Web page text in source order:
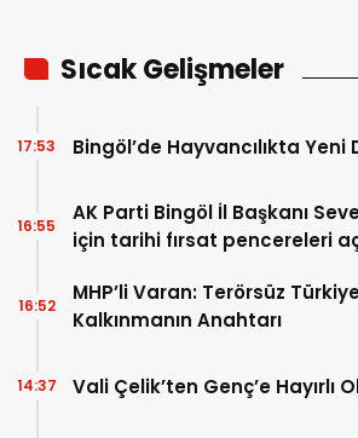
Sıcak Gelişmeler
Bingöl’de Hayvancılıkta Yeni
17:53
AK Parti Bingöl İl Başkanı
için tarihi fırsat pencereleri
16:55
MHP’li Varan: Terörsüz
Kalkınmanın Anahtarı
16:52
Vali Çelik’ten Genç’e Hayırlı
14:37